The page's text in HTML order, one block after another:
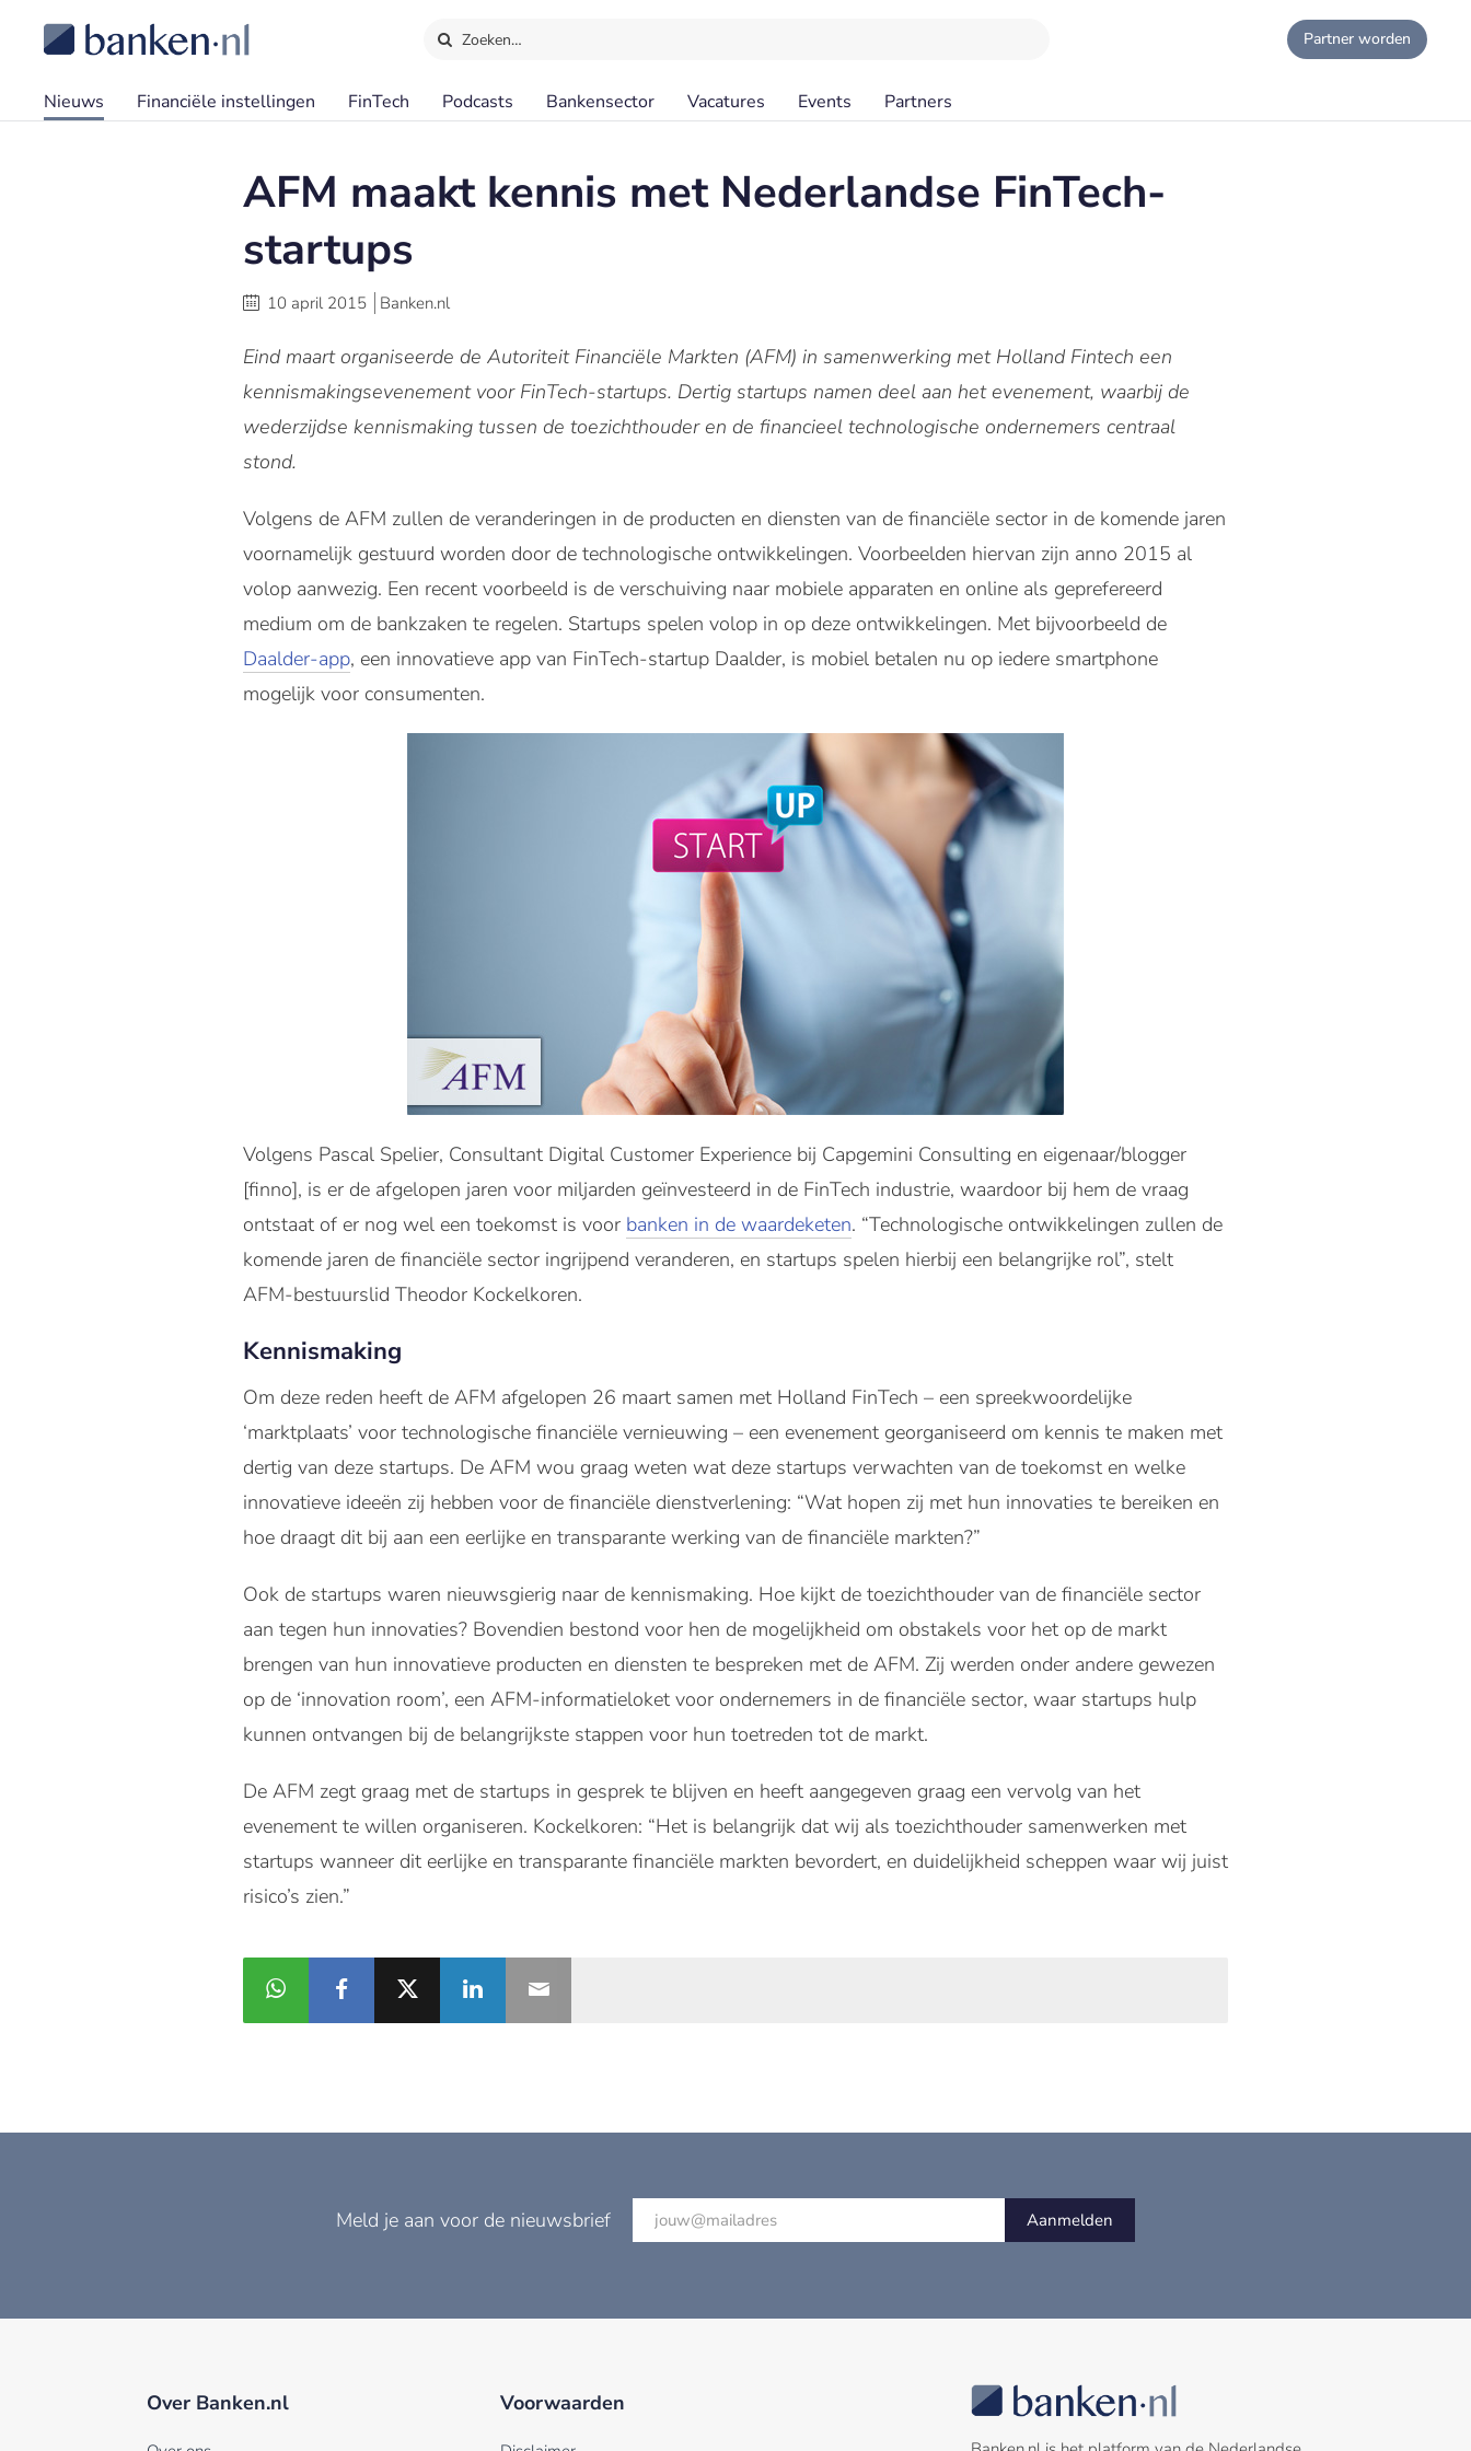
Zoeken… Partner worden
Nieuws Financiële instellingen FinTech Podcasts Bankensector Vacatures Events Partners
AFM maakt kennis met Nederlandse FinTech-
startups
10 april 2015 Banken.nl
Eind maart organiseerde de Autoriteit Financiële Markten (AFM) in samenwerking met Holland Fintech een
kennismakingsevenement voor FinTech-startups. Dertig startups namen deel aan het evenement, waarbij de
wederzijdse kennismaking tussen de toezichthouder en de financieel technologische ondernemers centraal
stond.
Volgens de AFM zullen de veranderingen in de producten en diensten van de financiële sector in de komende jaren
voornamelijk gestuurd worden door de technologische ontwikkelingen. Voorbeelden hiervan zijn anno 2015 al
volop aanwezig. Een recent voorbeeld is de verschuiving naar mobiele apparaten en online als geprefereerd
medium om de bankzaken te regelen. Startups spelen volop in op deze ontwikkelingen. Met bijvoorbeeld de
Daalder-app, een innovatieve app van FinTech-startup Daalder, is mobiel betalen nu op iedere smartphone
mogelijk voor consumenten.
Volgens Pascal Spelier, Consultant Digital Customer Experience bij Capgemini Consulting en eigenaar/blogger
[finno], is er de afgelopen jaren voor miljarden geïnvesteerd in de FinTech industrie, waardoor bij hem de vraag
ontstaat of er nog wel een toekomst is voor banken in de waardeketen. “Technologische ontwikkelingen zullen de
komende jaren de financiële sector ingrijpend veranderen, en startups spelen hierbij een belangrijke rol”, stelt
AFM-bestuurslid Theodor Kockelkoren.
Kennismaking
Om deze reden heeft de AFM afgelopen 26 maart samen met Holland FinTech – een spreekwoordelijke
‘marktplaats’ voor technologische financiële vernieuwing – een evenement georganiseerd om kennis te maken met
dertig van deze startups. De AFM wou graag weten wat deze startups verwachten van de toekomst en welke
innovatieve ideeën zij hebben voor de financiële dienstverlening: “Wat hopen zij met hun innovaties te bereiken en
hoe draagt dit bij aan een eerlijke en transparante werking van de financiële markten?”
Ook de startups waren nieuwsgierig naar de kennismaking. Hoe kijkt de toezichthouder van de financiële sector
aan tegen hun innovaties? Bovendien bestond voor hen de mogelijkheid om obstakels voor het op de markt
brengen van hun innovatieve producten en diensten te bespreken met de AFM. Zij werden onder andere gewezen
op de ‘innovation room’, een AFM-informatieloket voor ondernemers in de financiële sector, waar startups hulp
kunnen ontvangen bij de belangrijkste stappen voor hun toetreden tot de markt.
De AFM zegt graag met de startups in gesprek te blijven en heeft aangegeven graag een vervolg van het
evenement te willen organiseren. Kockelkoren: “Het is belangrijk dat wij als toezichthouder samenwerken met
startups wanneer dit eerlijke en transparante financiële markten bevordert, en duidelijkheid scheppen waar wij juist
risico’s zien.”
Meld je aan voor de nieuwsbrief Aanmelden
Over Banken.nl Voorwaarden